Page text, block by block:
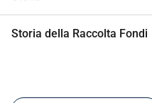
Storia della Raccolta Fondi